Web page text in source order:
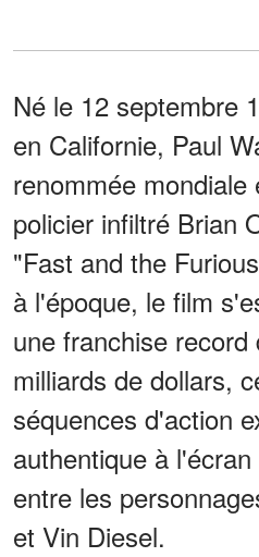
Né le 12 septembre
en Californie, Paul
renommée mondiale
policier infiltré Brian
"Fast and the
à l'époque, le film
une franchise record
milliards de dollars,
séquences d'action
authentique à
entre les
et Vin Diesel.